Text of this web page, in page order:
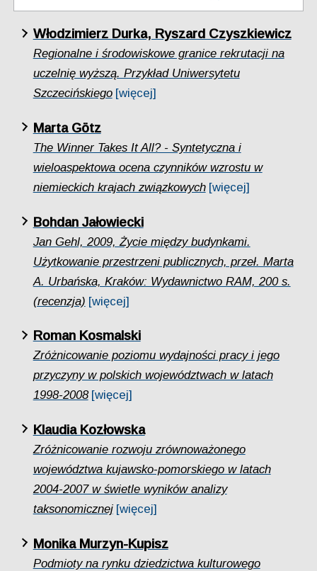
Włodzimierz Durka, Ryszard Czyszkiewicz
Regionalne i środowiskowe granice rekrutacji na
uczelnię wyższą. Przykład Uniwersytetu
Szczecińskiego [więcej]
Marta Götz
The Winner Takes It All? - Syntetyczna i
wieloaspektowa ocena czynników wzrostu w
niemieckich krajach związkowych [więcej]
Bohdan Jałowiecki
Jan Gehl, 2009, Życie między budynkami.
Użytkowanie przestrzeni publicznych, przeł. Marta
A. Urbańska, Kraków: Wydawnictwo RAM, 200 s.
(recenzja) [więcej]
Roman Kosmalski
Zróżnicowanie poziomu wydajności pracy i jego
przyczyny w polskich województwach w latach
1998-2008 [więcej]
Klaudia Kozłowska
Zróżnicowanie rozwoju zrównoważonego
województwa kujawsko-pomorskiego w latach
2004-2007 w świetle wyników analizy
taksonomicznej [więcej]
Monika Murzyn-Kupisz
Podmioty na rynku dziedzictwa kulturowego